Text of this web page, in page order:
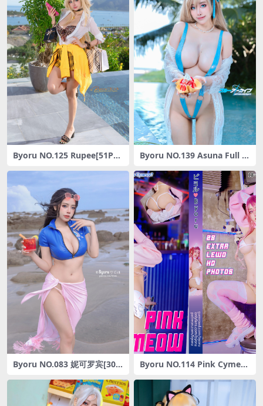
Byoru NO.125 Rupee[51P7V
Byoru NO.139 Asuna Full S
Byoru NO.083 妮可罗宾[30P
Byoru NO.114 Pink Cymeo